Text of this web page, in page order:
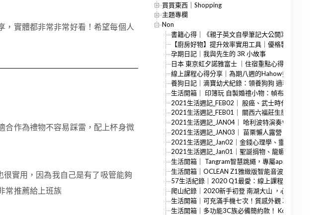
，實體都非常非常好看！希望每個人
合作為禮物不容易踩雷，配上杯身微
實用，因為我自己是有了吸管能夠
常推薦給上班族
買買東西｜Shopping
主題專欄
Non
書籍心得｜《親子英文自學筆記大公開》：陪伴孩子一起
【廚房好物】提升效率實用工具｜優格製作、蔬菜脫水、
孕期日記｜我與先生的 3R 小故事
日本 東京虹夕諾雅富士 ｜住宿重點心得、交通、餐飲、
線上課程心得分享｜為期八週的Hahow多益聽力密集專班
養狗日記｜滴寶幼犬紀錄：領養狗狗 過程、新手養狗 心
生活開箱｜ 印簿玩 自製婚禮小物：幀布精裝書、良辰婚
2021生活週記_FEB02｜ 股癌、武士時代、智慧型跳繩
2021生活週記_FEB01｜ 關西六福莊生態渡假旅館、
2021生活週記_JAN04｜ 哈利波特演奏會、瘋狂股市、
2021生活週記_JAN03｜ 苗栗懶人露營 、群山之島與不
2021生活週記_Jan02｜金錢心理學、靈魂急轉彎、理科
2021生活週記_Jan01｜聖誕捐物、龍蝦餐廳、美劇推薦
生活開箱｜ Tangram智慧跳繩，專屬app好友連線、運
生活開箱｜OCLEAN Z1雅緻版智能音波電動牙刷，極簡
57生活紀錄｜2020 Q1最愛：線上課程、電影、書籍、
爬山紀錄｜2020新手初登 南湖大山 ，心情紀錄、嚮導推
生活開箱｜可充滿手機七次！質感外觀 ZENDURE 地表
生活開箱｜多功能3C族必備簡約款！ Korin Design